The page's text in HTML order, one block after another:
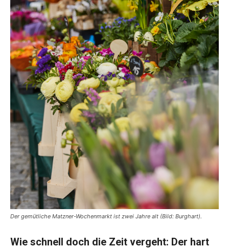
Der gemütliche Matzner-Wochenmarkt ist zwei Jahre alt (Bild: Burghart).
Wie schnell doch die Zeit vergeht: Der hart